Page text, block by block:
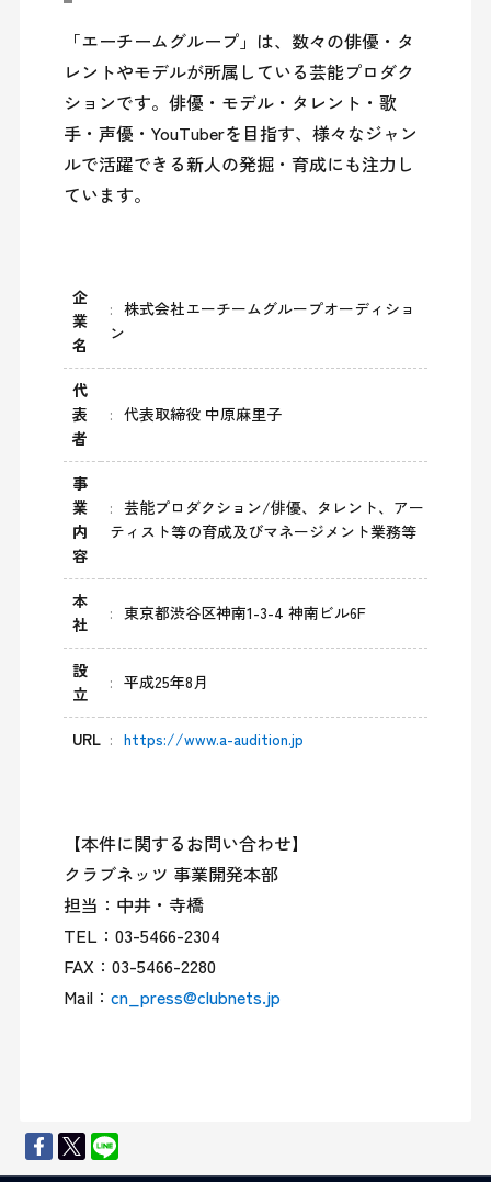
「エーチームグループ」は、数々の俳優・タ
レントやモデルが所属している芸能プロダク
ションです。俳優・モデル・タレント・歌
手・声優・YouTuberを目指す、様々なジャン
ルで活躍できる新人の発掘・育成にも注力し
ています。
企
業
名
株式会社エーチームグループオーディショ
ン
代
表
者
代表取締役 中原麻里子
事
業
内
容
芸能プロダクション/俳優、タレント、アー
ティスト等の育成及びマネージメント業務等
本
社
東京都渋谷区神南1-3-4 神南ビル6F
設
立
平成25年8月
URL https://www.a-audition.jp
【本件に関するお問い合わせ】
クラブネッツ 事業開発本部
担当：中井・寺橋
TEL：03-5466-2304
FAX：03-5466-2280
Mail： cn_press@clubnets.jp